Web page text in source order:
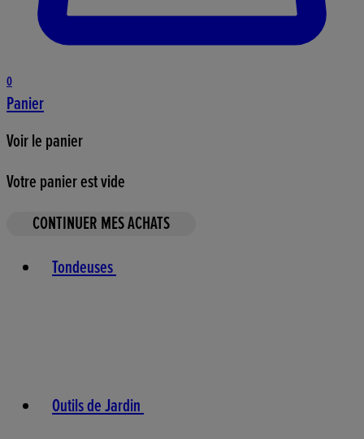
0
Panier
Voir le panier
Votre panier est vide
CONTINUER MES ACHATS
Tondeuses
Outils de Jardin